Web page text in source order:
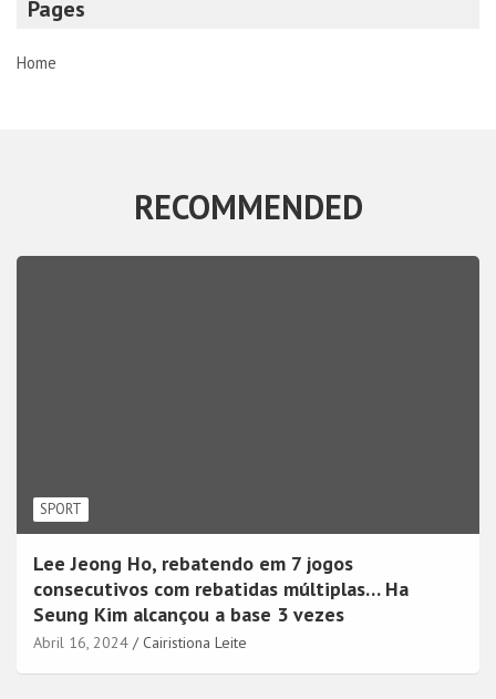
Pages
Home
RECOMMENDED
SPORT
Lee Jeong Ho, rebatendo em 7 jogos
consecutivos com rebatidas múltiplas… Ha
Seung Kim alcançou a base 3 vezes
Abril 16, 2024 Cairistiona Leite